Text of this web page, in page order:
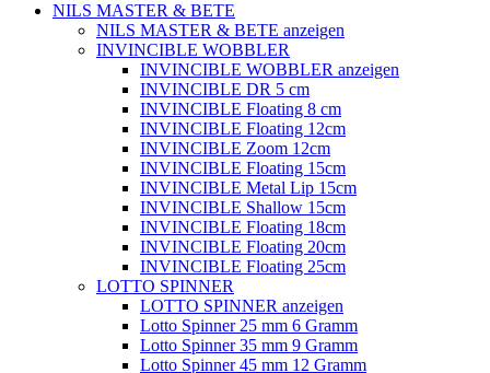
NILS MASTER & BETE
NILS MASTER & BETE anzeigen
INVINCIBLE WOBBLER
INVINCIBLE WOBBLER anzeigen
INVINCIBLE DR 5 cm
INVINCIBLE Floating 8 cm
INVINCIBLE Floating 12cm
INVINCIBLE Zoom 12cm
INVINCIBLE Floating 15cm
INVINCIBLE Metal Lip 15cm
INVINCIBLE Shallow 15cm
INVINCIBLE Floating 18cm
INVINCIBLE Floating 20cm
INVINCIBLE Floating 25cm
LOTTO SPINNER
LOTTO SPINNER anzeigen
Lotto Spinner 25 mm 6 Gramm
Lotto Spinner 35 mm 9 Gramm
Lotto Spinner 45 mm 12 Gramm